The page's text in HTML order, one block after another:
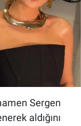
Sergen
aldığını